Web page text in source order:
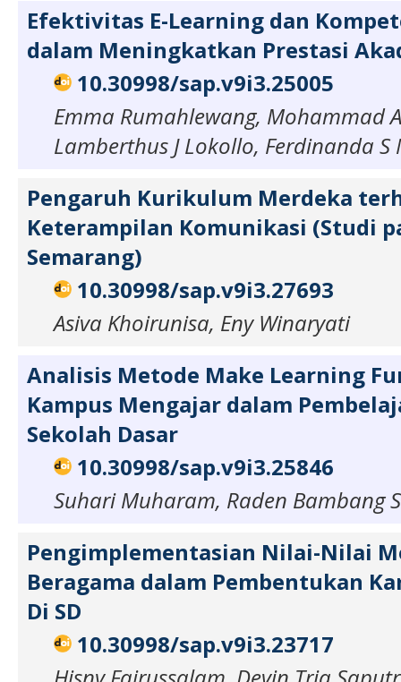
Efektivitas E-Learning dan
dalam Meningkatkan Prestasi
10.30998/sap.v9i3.25005
Emma Rumahlewang, Mohammad
Lamberthus J Lokollo, Ferdinanda S
Pengaruh Kurikulum Merdeka
Keterampilan Komunikasi (Studi
Semarang)
10.30998/sap.v9i3.27693
Asiva Khoirunisa, Eny Winaryati
Analisis Metode Make Learning
Kampus Mengajar dalam
Sekolah Dasar
10.30998/sap.v9i3.25846
Suhari Muharam, Raden Bambang
Pengimplementasian Nilai-Nilai
Beragama dalam Pembentukan
Di SD
10.30998/sap.v9i3.23717